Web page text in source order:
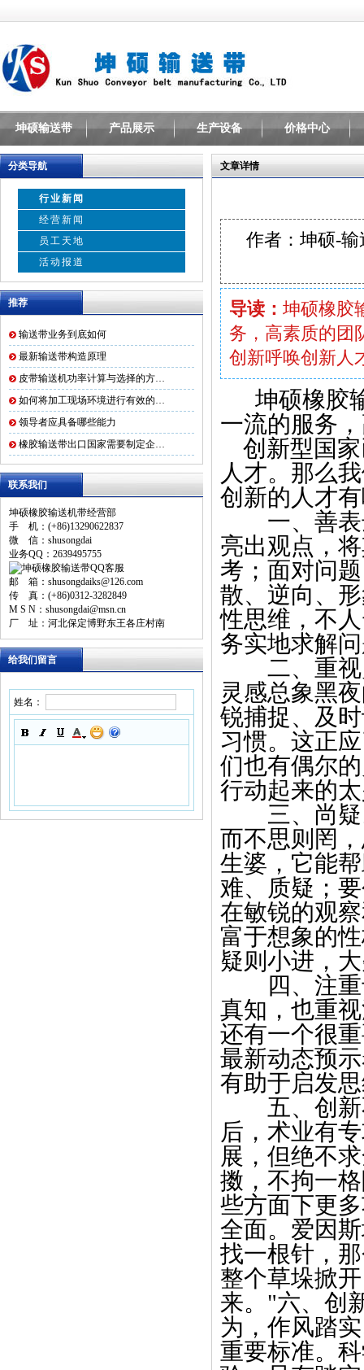
坤硕输送带 产品展示 生产设备 价格中心
分类导航
行业新闻
经营新闻
员工天地
活动报道
推荐
输送带业务到底如何
最新输送带构造原理
皮带输送机功率计算与选择的方…
如何将加工现场环境进行有效的…
领导者应具备哪些能力
橡胶输送带出口国家需要制定企…
联系我们
坤硕橡胶输送机带经营部
手 机：(+86)13290622837
微 信：shusongdai
业务QQ：2639495755
邮 箱：shusongdaiks@126.com
传 真：(+86)0312-3282849
M S N：shusongdai@msn.cn
厂 址：河北保定博野东王各庄村南
给我们留言
姓名：
文章详情
作者：坤硕-
导读： 坤硕橡胶
务，高素质的团
创新呼唤创新人
坤硕橡胶
一流的服务
创新型国家
人才。那么
创新的人才
一、善表
亮出观点，
考；面对问
散、逆向、
性思维，不
务实地求解
二、重视
灵感总象黑
锐捕捉、及
习惯。这正
们也有偶尔
行动起来的
三、尚疑
而不思则罔
生婆，它能
难、质疑；
在敏锐的观
富于想象的
疑则小进，
四、注重
真知，也重
还有一个很
最新动态预
有助于启发
五、创新
后，术业有
展，但绝不
擞，不拘一
些方面下更
全面。爱因
找一根针，
整个草垛掀
来。 "六、创
为，作风踏
重要标准。